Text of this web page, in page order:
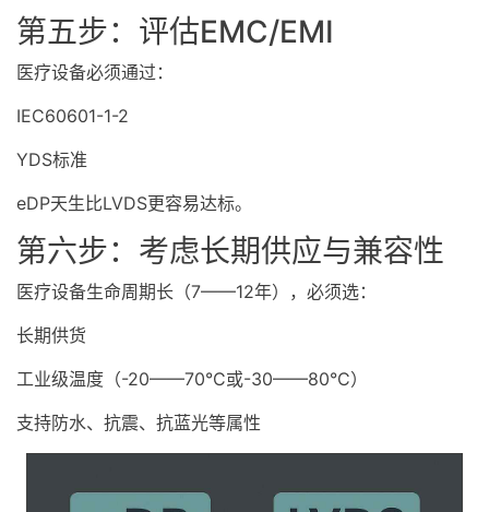
第五步：评估EMC/EMI
医疗设备必须通过：
IEC60601-1-2
YDS标准
eDP天生比LVDS更容易达标。
第六步：考虑长期供应与兼容性
医疗设备生命周期长（7——12年），必须选：
长期供货
工业级温度（-20——70°C或-30——80°C）
支持防水、抗震、抗蓝光等属性